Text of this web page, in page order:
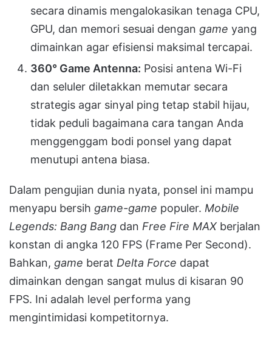
secara dinamis mengalokasikan tenaga CPU,
GPU, dan memori sesuai dengan game yang
dimainkan agar efisiensi maksimal tercapai.
360° Game Antenna: Posisi antena Wi-Fi
dan seluler diletakkan memutar secara
strategis agar sinyal ping tetap stabil hijau,
tidak peduli bagaimana cara tangan Anda
menggenggam bodi ponsel yang dapat
menutupi antena biasa.
Dalam pengujian dunia nyata, ponsel ini mampu
menyapu bersih game-game populer. Mobile
Legends: Bang Bang dan Free Fire MAX berjalan
konstan di angka 120 FPS (Frame Per Second).
Bahkan, game berat Delta Force dapat
dimainkan dengan sangat mulus di kisaran 90
FPS. Ini adalah level performa yang
mengintimidasi kompetitornya.